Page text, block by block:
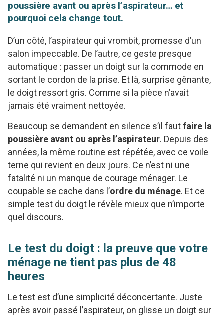
poussière avant ou après l’aspirateur… et
pourquoi cela change tout.
D’un côté, l’aspirateur qui vrombit, promesse d’un
salon impeccable. De l’autre, ce geste presque
automatique : passer un doigt sur la commode en
sortant le cordon de la prise. Et là, surprise gênante,
le doigt ressort gris. Comme si la pièce n’avait
jamais été vraiment nettoyée.
Beaucoup se demandent en silence s’il fautfaire la
poussière avant ou après l’aspirateur. Depuis des
années, la même routine est répétée, avec ce voile
terne qui revient en deux jours. Ce n’est ni une
fatalité ni un manque de courage ménager. Le
coupable se cache dans l’ordre du ménage. Et ce
simple test du doigt le révèle mieux que n’importe
quel discours.
Le test du doigt : la preuve que votre
ménage ne tient pas plus de 48
heures
Le test est d’une simplicité déconcertante. Juste
après avoir passé l’aspirateur, on glisse un doigt sur